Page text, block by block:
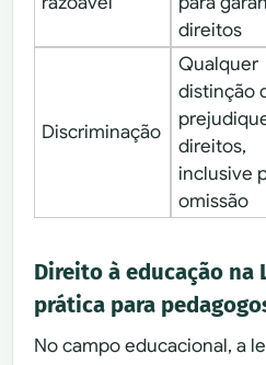
direitos
Discriminação
Qualquer
distinção
direitos,
inclusive
omissão
Direito à educação na
prática para
No campo educacional, a